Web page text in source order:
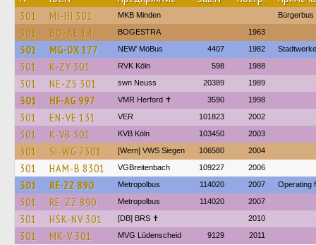
301 MI-HI 301 MKB Minden Bürgerbus
301 BO-AE 14 BOGESTRA 1963
301 MG-DX 177 NEW' MöBus 4407 1982
301 K-ZY 301 RVK Köln 598 1988
301 NE-ZS 301 swn Neuss 20389 1989
301 HF-AG 997 VMR Herford ✝ 3590 1998
301 EN-VE 131 VER 101823 2002
301 K-VB 301 KVB Köln 103450 2003
301 SI-WG 7301 [Wern] VWS Siegen 106580 2004
301 HAM-B 8301 VGBreitenbach 109227 2006
301 RE-ZZ 890 Metropolbus 114020 2007 Operating
301 RE-ZZ 890 Metropolbus 114020 2007
301 HSK-NV 301 [DB] BRS ✝︎ 2010
301 MK-V 301 MVG Lüdenscheid 9129 2011